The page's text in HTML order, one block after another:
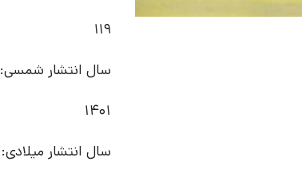
119
سال انتشار شمسی:
1401
سال انتشار میلادی: